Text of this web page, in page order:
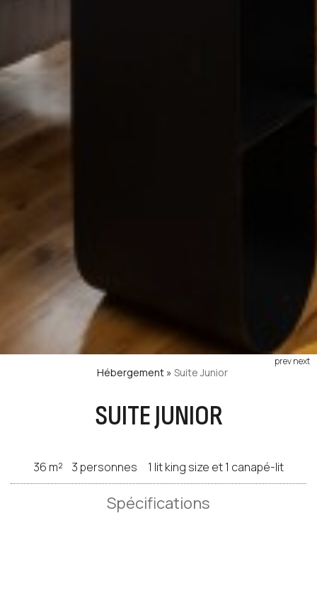
Hébergement » Suite Junior
SUITE JUNIOR
prevnext
36 m² 3 personnes 1 lit king size et 1 canapé-lit
Spécifications